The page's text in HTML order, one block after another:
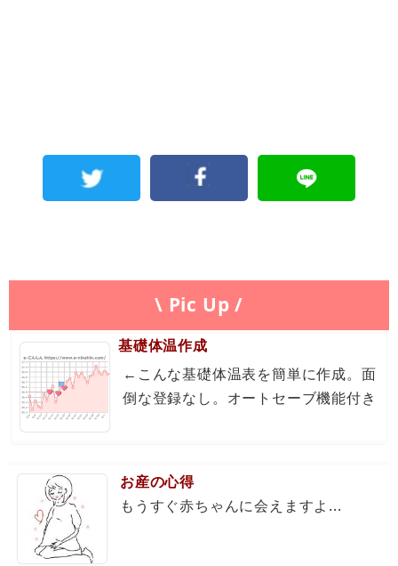
\ Pic Up /
基礎体温作成
←こんな基礎体温表を簡単に作成。面
倒な登録なし。オートセーブ機能付き
お産の心得
もうすぐ赤ちゃんに会えますよ...